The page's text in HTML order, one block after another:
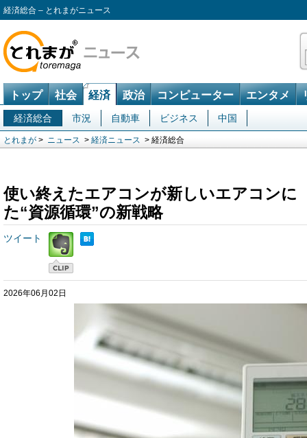
経済総合 – とれまがニュース
トップ 社会 経済 政治 コンピューター エンタメ
経済総合 市況 自動車 ビジネス 中国
とれまが > ニュース > 経済ニュース > 経済総合
使い終えたエアコンが新しいエアコン
た“資源循環”の新戦略
ツイート
2026年06月02日